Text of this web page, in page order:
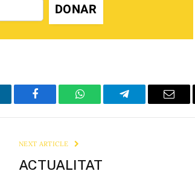
DONAR
Facebook WhatsAppTelegram Email
NEXT ARTICLE
ACTUALITAT